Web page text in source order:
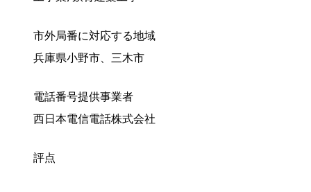
市外局番に対応する地域
兵庫県小野市、三木市
電話番号提供事業者
西日本電信電話株式会社
評点